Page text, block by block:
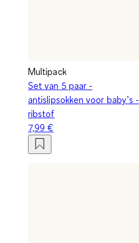
Multipack
Set van 5 paar -
antislipsokken voor baby’s -
ribstof
7,99 €